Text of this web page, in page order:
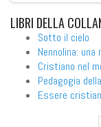
LIBRI DELLA
Sotto il cielo
Nennolina:
Cristiano nel
Pedagogia
Essere